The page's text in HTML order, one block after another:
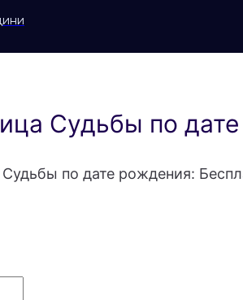
Судьбы по
по дате рождения: